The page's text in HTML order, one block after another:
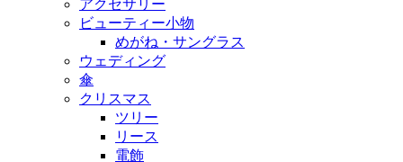
アクセサリー
ビューティー小物
めがね・サングラス
ウェディング
傘
クリスマス
ツリー
リース
電飾